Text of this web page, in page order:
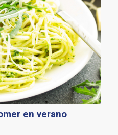
en verano